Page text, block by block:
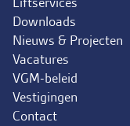
Downloads
Nieuws & Projecten
Vacatures
VGM-beleid
Vestigingen
Contact